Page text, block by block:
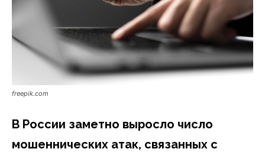
freepik.com
В России заметно выросло число
мошеннических атак, связанных с